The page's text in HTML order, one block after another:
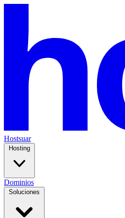
Hostsuar
Hosting
Dominios
Soluciones